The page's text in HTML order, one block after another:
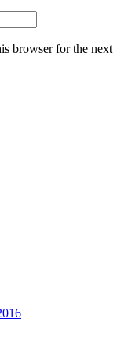
browser for the next